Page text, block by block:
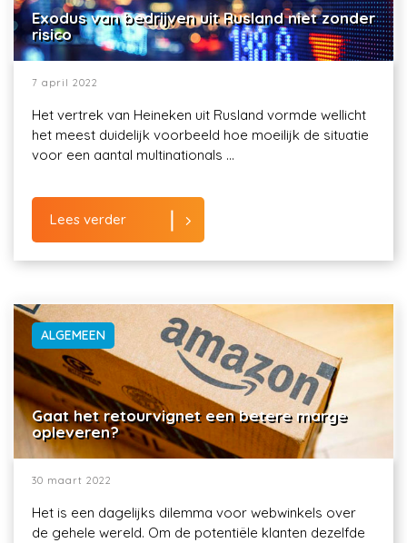
Exodus van bedrijven uit Rusland niet zonder
risico
7 april 2022
Het vertrek van Heineken uit Rusland vormde wellicht
het meest duidelijk voorbeeld hoe moeilijk de situatie
voor een aantal multinationals ...
Lees verder
ALGEMEEN
Gaat het retourvignet een betere marge
opleveren?
30 maart 2022
Het is een dagelijks dilemma voor webwinkels over
de gehele wereld. Om de potentiële klanten dezelfde